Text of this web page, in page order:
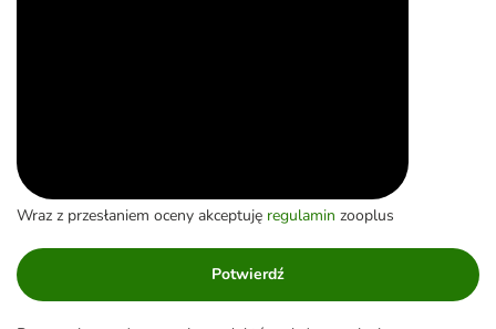
Wraz z przesłaniem oceny akceptuję regulamin zooplus
Potwierdź